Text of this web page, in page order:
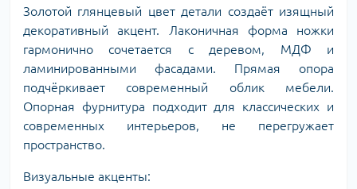
Золотой глянцевый цвет детали создаёт изящный
декоративный акцент. Лаконичная форма ножки
гармонично сочетается с деревом, МДФ и
ламинированными фасадами. Прямая опора
подчёркивает современный облик мебели.
Опорная фурнитура подходит для классических и
современных интерьеров, не перегружает
пространство.
Визуальные акценты: